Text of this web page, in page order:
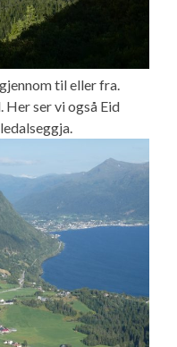
til eller fra.
ser vi også Eid